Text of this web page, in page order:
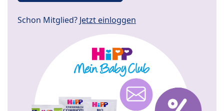
Schon Mitglied? Jetzt einloggen